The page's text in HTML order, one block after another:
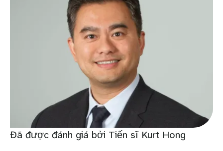
Đã được đánh giá bởi Tiến sĩ Kurt Hong